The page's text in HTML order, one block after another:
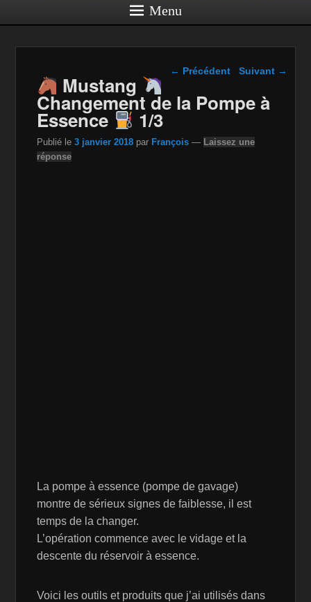
Menu
Navigation dans les
← Précédent Suivant →
Mustang
Changement de la Pompe à
Essence 1/3
Publié le3 janvier 2018 par François — Laissez une
réponse
La pompe à essence (pompe de gavage)
montre de sérieux signes de faiblesse, il est
temps de la changer.
L’opération commence avec le vidage et la
descente du réservoir à essence.
Voici les outils et produits que j’ai utilisés dans